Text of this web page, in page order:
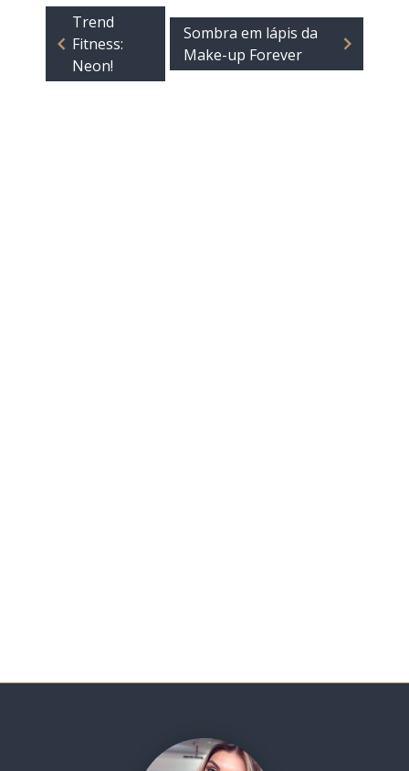
Trend
Fitness:
Neon!
Sombra em lápis da
Make-up Forever